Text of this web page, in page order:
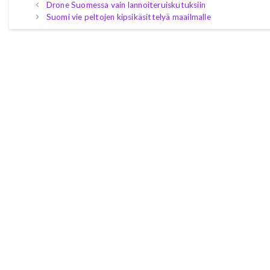
Drone Suomessa vain lannoiteruiskutuksiin
Suomi vie peltojen kipsikäsittelyä maailmalle